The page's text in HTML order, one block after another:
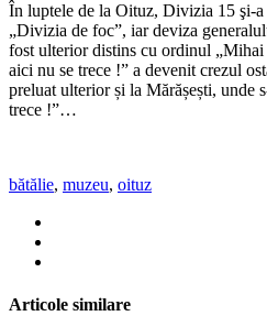
În luptele de la Oituz, Divizia 15 şi-a
„Divizia de foc”, iar deviza
fost ulterior distins cu ordinul
aici nu se trece !” a devenit crezul
preluat ulterior și la Mărășești, unde
trece !”…
bătălie, muzeu, oituz
Articole similare